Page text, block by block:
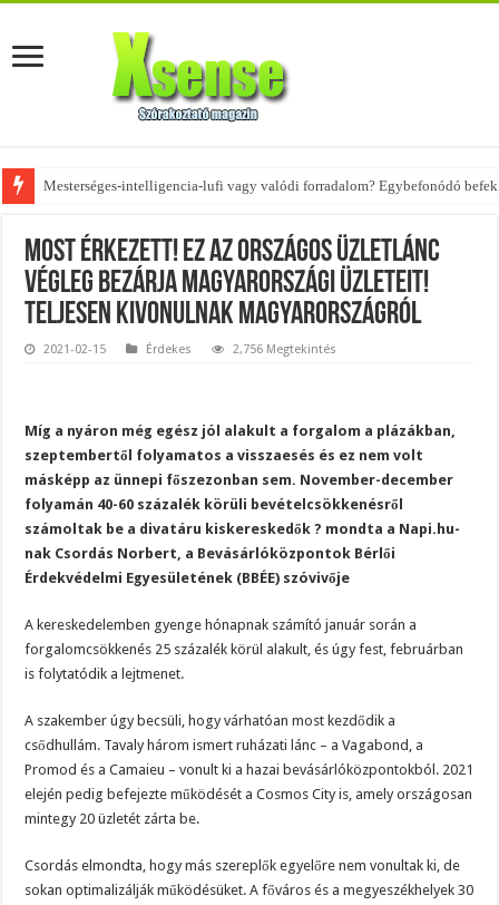
Mesterséges-intelligencia-lufi vagy valódi forradalom? Egybefonódó
Az övtáskák továbbra is trendik – nézd meg, milyen stílusokhoz illenek!
Most érkezett! EZ AZ ORSZÁGOS ÜZLETLÁNC
VÉGLEG bezárja magyarországi üzleteit!
TELJESEN KIVONULNAK Magyarországról
2021-02-15 Érdekes 2,756 Megtekintés
Míg a nyáron még egész jól alakult a forgalom a plázákban,
szeptembertől folyamatos a visszaesés és ez nem volt
másképp az ünnepi főszezonban sem. November-december
folyamán 40-60 százalék körüli bevételcsökkenésről
számoltak be a divatáru kiskereskedők ? mondta a Napi.hu-
nak Csordás Norbert, a Bevásárlóközpontok Bérlői
Érdekvédelmi Egyesületének (BBÉE) szóvivője
A kereskedelemben gyenge hónapnak számító január során a
forgalomcsökkenés 25 százalék körül alakult, és úgy fest, februárban
is folytatódik a lejtmenet.
A szakember úgy becsüli, hogy várhatóan most kezdődik a
csődhullám. Tavaly három ismert ruházati lánc – a Vagabond, a
Promod és a Camaieu – vonult ki a hazai bevásárlóközpontokból. 2021
elején pedig befejezte működését a Cosmos City is, amely országosan
mintegy 20 üzletét zárta be.
Csordás elmondta, hogy más szereplők egyelőre nem vonultak ki, de
sokan optimalizálják működésüket. A főváros és a megyeszékhelyek 30